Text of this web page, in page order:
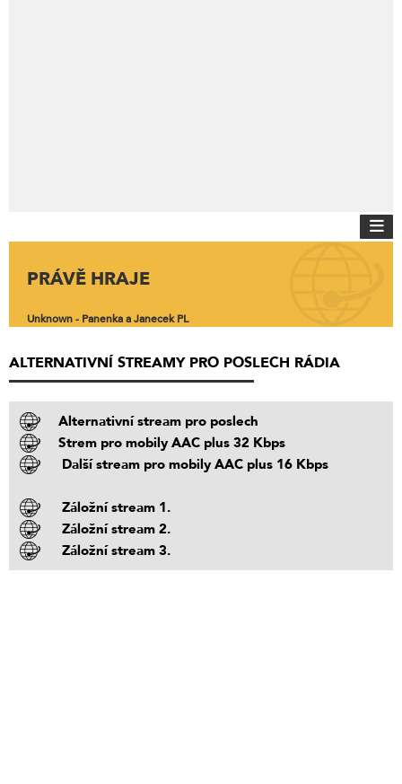
PRÁVĚ HRAJE
Unknown - Panenka a Janecek PL
ALTERNATIVNÍ STREAMY PRO POSLECH RÁDIA
Alternativní stream pro poslech
Strem pro mobily AAC plus 32 Kbps
Další stream pro mobily AAC plus 16 Kbps
Záložní stream 1.
Záložní stream 2.
Záložní stream 3.